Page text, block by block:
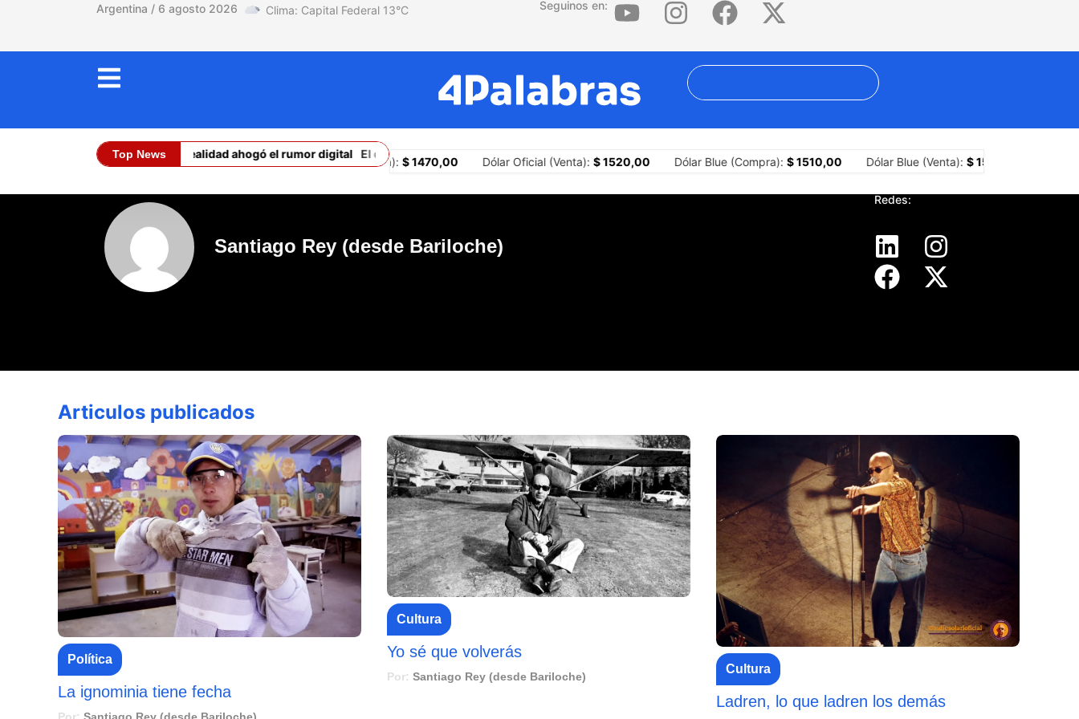
Argentina / 6 agosto 2026 13°C Seguinos en:
Top News
Ceuta: la realidad ahogó el rumor digital El conflicto con Brasil y los límites constitucionales del presidente argentino La asfixia de Milei: los números del ajuste sobre los
Dólar Oficial (Compra):$ 1470,00 Dólar Oficial (Venta):$ 1520,00 Dólar Blue (Compra):$ 1510,00 Dólar Blue (Venta):$ 1530,00
Santiago Rey (desde Bariloche)
Redes:
Articulos publicados
Política
La ignominia tiene fecha
Por: Santiago Rey (desde Bariloche)
Cultura
Yo sé que volverás
Por: Santiago Rey (desde Bariloche)
Cultura
Ladren, lo que ladren los demás